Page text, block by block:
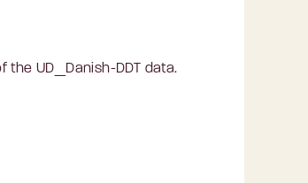
the UD_Danish-DDT data.